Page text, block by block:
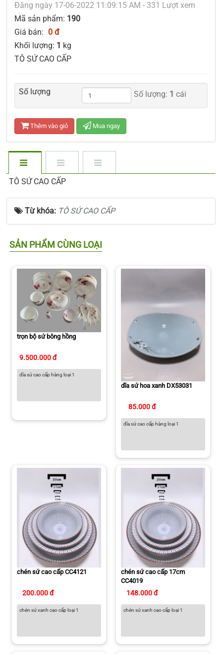
Đăng ngày 17-06-2022 11:09:15 AM - 331 Lượt xem
Mã sản phẩm: 190
Giá bán: 0 đ
Khối lượng: 1 kg
TÔ SỨ CAO CẤP
Số lượng Số lượng: 1 cái
Thêm vào giỏ Mua ngay
TÔ SỨ CAO CẤP
Từ khóa: TÔ SỨ CAO CẤP
SẢN PHẨM CÙNG LOẠI
trọn bộ sứ bông hồng
9.500.000 đ
dĩa sứ cao cấp hàng loại 1
dĩa sứ hoa xanh DX53031
85.000 đ
dĩa sứ cao cấp hàng loại 1
chén sứ cao cấp CC4121
200.000 đ
chén sứ xanh cao cấp loại 1
chén sứ cao cấp 17cm
CC4019
148.000 đ
chén sứ xanh cao cấp loại 1